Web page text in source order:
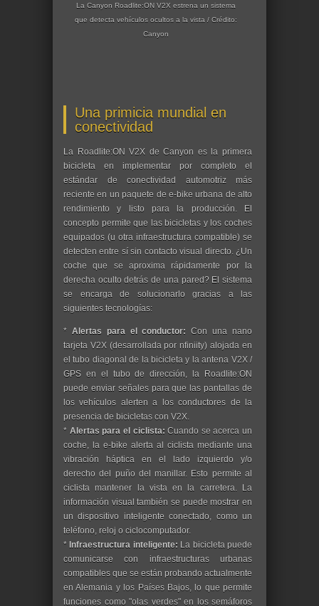
La Canyon Roadlite:ON V2X estrena un sistema
que detecta vehículos ocultos a la vista / Crédito:
Canyon
Una primicia mundial en
conectividad
La Roadlite:ON V2X de Canyon es la primera
bicicleta en implementar por completo el
estándar de conectividad automotriz más
reciente en un paquete de e-bike urbana de alto
rendimiento y listo para la producción. El
concepto permite que las bicicletas y los coches
equipados (u otra infraestructura compatible) se
detecten entre sí sin contacto visual directo. ¿Un
coche que se aproxima rápidamente por la
derecha oculto detrás de una pared? El sistema
se encarga de solucionarlo gracias a las
siguientes tecnologías:
* Alertas para el conductor: Con una nano
tarjeta V2X (desarrollada por nfiniity) alojada en
el tubo diagonal de la bicicleta y la antena V2X /
GPS en el tubo de dirección, la Roadlite:ON
puede enviar señales para que las pantallas de
los vehículos alerten a los conductores de la
presencia de bicicletas con V2X.
* Alertas para el ciclista: Cuando se acerca un
coche, la e-bike alerta al ciclista mediante una
vibración háptica en el lado izquierdo y/o
derecho del puño del manillar. Esto permite al
ciclista mantener la vista en la carretera. La
información visual también se puede mostrar en
un dispositivo inteligente conectado, como un
teléfono, reloj o ciclocomputador.
*Infraestructura inteligente: La bicicleta puede
comunicarse con infraestructuras urbanas
compatibles que se están probando actualmente
en Alemania y los Países Bajos, lo que permite
funciones como "olas verdes" en los semáforos